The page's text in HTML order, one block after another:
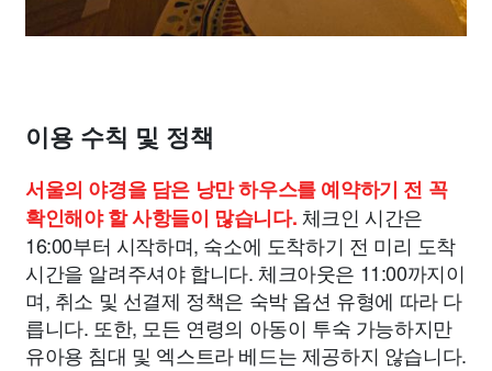
이용 수칙 및 정책
서울의 야경을 담은 낭만 하우스를 예약하기 전 꼭
확인해야 할 사항들이 많습니다. 체크인 시간은
16:00부터 시작하며, 숙소에 도착하기 전 미리 도착
시간을 알려주셔야 합니다. 체크아웃은 11:00까지이
며, 취소 및 선결제 정책은 숙박 옵션 유형에 따라 다
릅니다. 또한, 모든 연령의 아동이 투숙 가능하지만
유아용 침대 및 엑스트라 베드는 제공하지 않습니다.